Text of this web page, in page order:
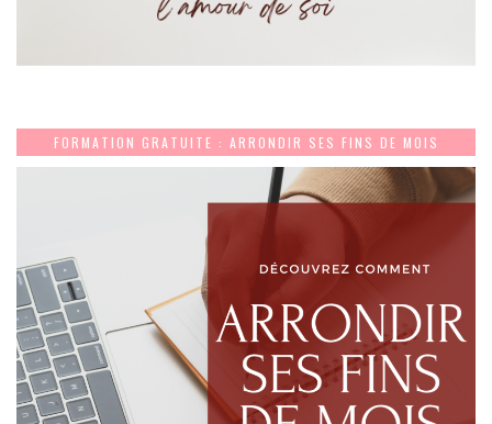
FORMATION GRATUITE : ARRONDIR SES FINS DE MOIS